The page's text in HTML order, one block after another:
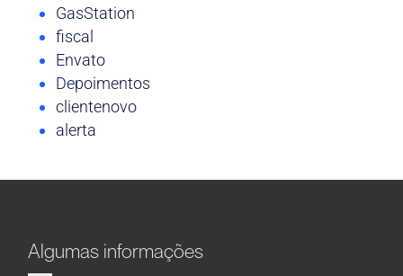
GasStation
fiscal
Envato
Depoimentos
clientenovo
alerta
Algumas informações